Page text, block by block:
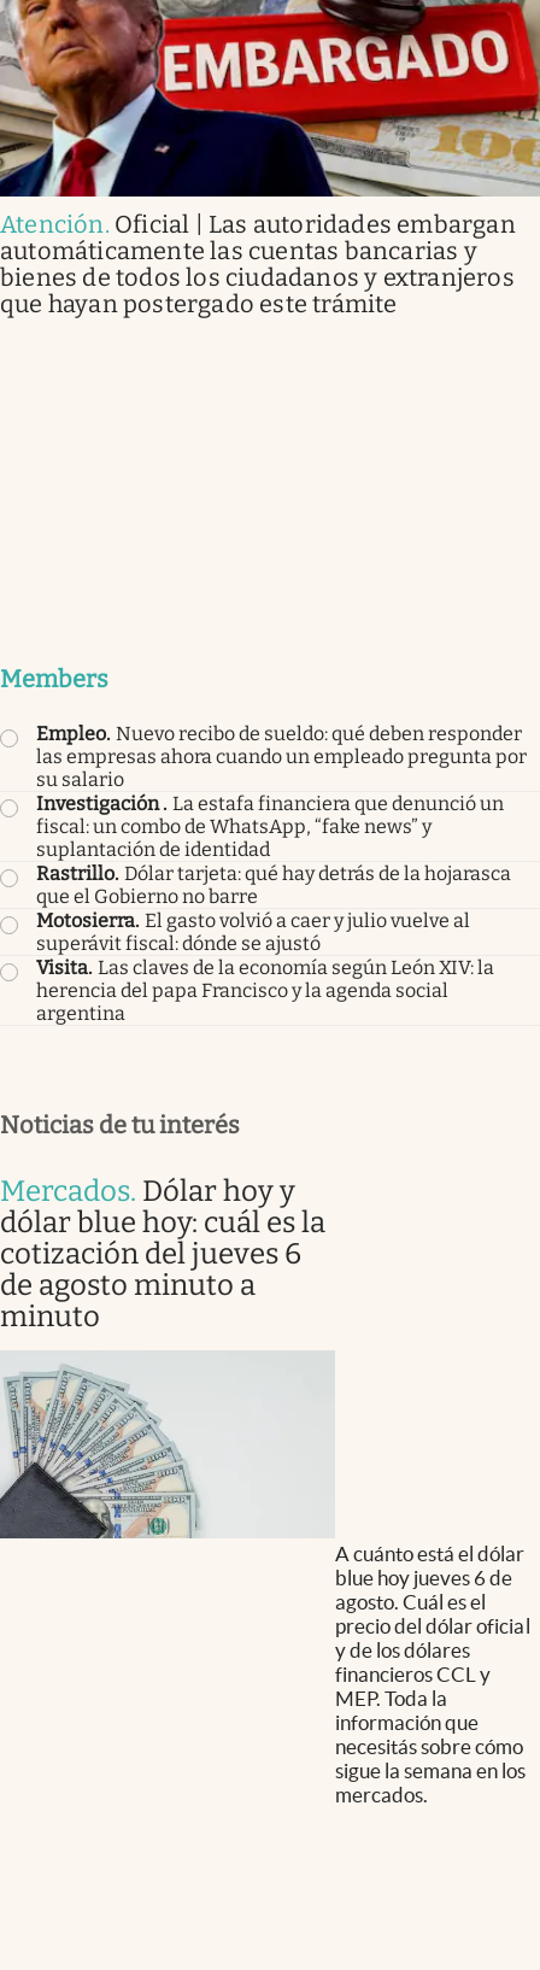
Atención. Oficial | Las autoridades embargan
automáticamente las cuentas bancarias y
bienes de todos los ciudadanos y extranjeros
que hayan postergado este trámite
Members
Empleo. Nuevo recibo de sueldo: qué deben responder
las empresas ahora cuando un empleado pregunta por
su salario
Investigación. La estafa financiera que denunció un
fiscal: un combo de WhatsApp, “fake news” y
suplantación de identidad
Rastrillo. Dólar tarjeta: qué hay detrás de la hojarasca
que el Gobierno no barre
Motosierra. El gasto volvió a caer y julio vuelve al
superávit fiscal: dónde se ajustó
Visita. Las claves de la economía según León XIV: la
herencia del papa Francisco y la agenda social
argentina
Noticias de tu interés
Mercados. Dólar hoy y
dólar blue hoy: cuál es la
cotización del jueves 6
de agosto minuto a
minuto
A cuánto está el dólar
blue hoy jueves 6 de
agosto. Cuál es el
precio del dólar oficial
y de los dólares
financieros CCL y
MEP. Toda la
información que
necesitás sobre cómo
sigue la semana en los
mercados.